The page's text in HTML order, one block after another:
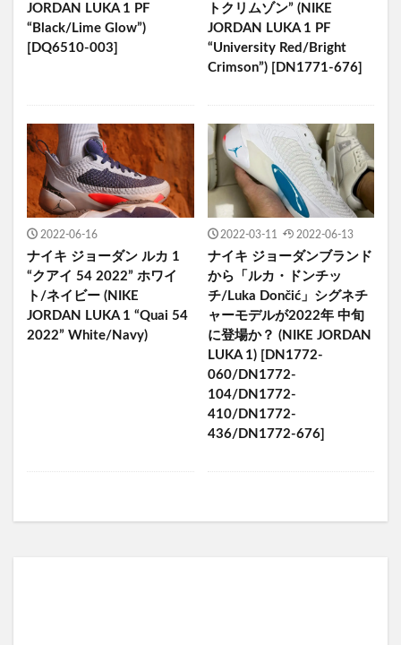
JORDAN LUKA 1 PF
“Black/Lime Glow”)
[DQ6510-003]
トクリムゾン” (NIKE
JORDAN LUKA 1 PF
“University Red/Bright
Crimson”) [DN1771-676]
2022-06-16
ナイキ ジョーダン ルカ 1
“クアイ 54 2022” ホワイ
ト/ネイビー (NIKE
JORDAN LUKA 1 “Quai 54
2022” White/Navy)
2022-03-11 2022-06-13
ナイキ ジョーダンブランド
から「ルカ・ドンチッ
チ/Luka Dončić」シグネチ
ャーモデルが2022年 中旬
に登場か？ (NIKE JORDAN
LUKA 1) [DN1772-
060/DN1772-
104/DN1772-
410/DN1772-
436/DN1772-676]